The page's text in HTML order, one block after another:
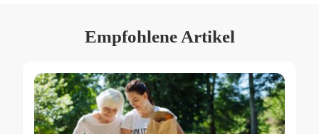
Empfohlene Artikel